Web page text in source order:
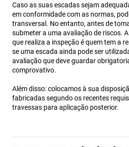
Caso as suas escadas sejam
em conformidade com as normas,
transversal. No entanto, antes de
submeter a uma avaliação de riscos.
que realiza a inspeção é quem tem a
se uma escada ainda pode ser
avaliação que deve guardar
comprovativo.
Além disso: colocamos à sua
fabricadas segundo os recentes
travessas para aplicação posterior.